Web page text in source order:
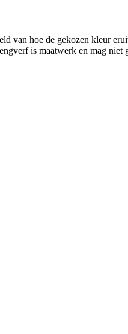
van hoe de gekozen kleur
is maatwerk en mag niet